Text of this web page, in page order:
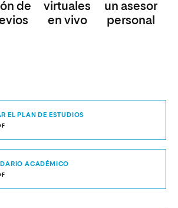
de
virtuales
en vivo
un asesor
personal
EL PLAN DE ESTUDIOS
ACADÉMICO